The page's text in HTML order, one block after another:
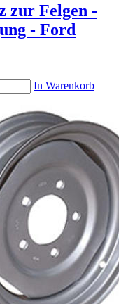
zur Felgen -
- Ford
In Warenkorb